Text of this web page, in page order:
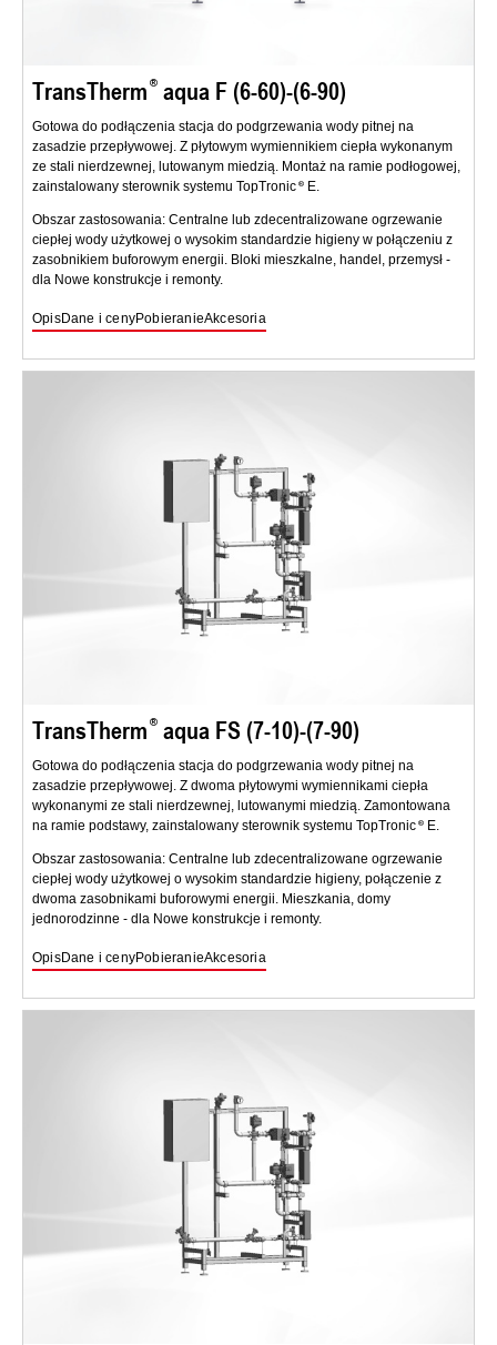
TransTherm aqua F (6-60)-(6-90)
Gotowa do podłączenia stacja do podgrzewania wody pitnej na
zasadzie przepływowej. Z płytowym wymiennikiem ciepła wykonanym
ze stali nierdzewnej, lutowanym miedzią. Montaż na ramie podłogowej,
zainstalowany sterownik systemu TopTronic
E.
Obszar zastosowania: Centralne lub zdecentralizowane ogrzewanie
ciepłej wody użytkowej o wysokim standardzie higieny w połączeniu z
zasobnikiem buforowym energii. Bloki mieszkalne, handel, przemysł -
dla Nowe konstrukcje i remonty.
OpisDane i cenyPobieranieAkcesoria
TransTherm aqua FS (7-10)-(7-90)
Gotowa do podłączenia stacja do podgrzewania wody pitnej na
zasadzie przepływowej. Z dwoma płytowymi wymiennikami ciepła
wykonanymi ze stali nierdzewnej, lutowanymi miedzią. Zamontowana
na ramie podstawy, zainstalowany sterownik systemu TopTronic
E.
Obszar zastosowania: Centralne lub zdecentralizowane ogrzewanie
ciepłej wody użytkowej o wysokim standardzie higieny, połączenie z
dwoma zasobnikami buforowymi energii. Mieszkania, domy
jednorodzinne - dla Nowe konstrukcje i remonty.
OpisDane i cenyPobieranieAkcesoria